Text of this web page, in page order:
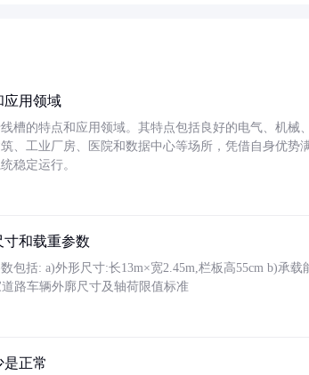
应用领域
槽的特点和应用领域。其特点包括良好的电气、机械
、工业厂房、医院和数据中心等场所，凭借自身优势
稳定运行。
寸和载重参数
包括: a)外形尺寸:长13m×宽2.45m,栏板高55cm b)承载
路车辆外廓尺寸及轴荷限值标准
正常